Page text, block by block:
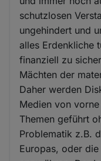
schutzlosen
ungehindert und
alles Erdenkliche
finanziell zu
Mächten der
Daher werden
Medien von
Themen geführt
Problematik z.B.
Europas, oder